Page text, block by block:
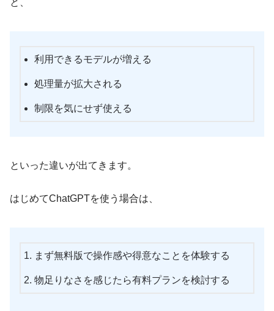
と、
利用できるモデルが増える
処理量が拡大される
制限を気にせず使える
といった違いが出てきます。
はじめてChatGPTを使う場合は、
まず無料版で操作感や得意なことを体験する
物足りなさを感じたら有料プランを検討する